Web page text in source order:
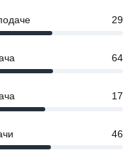
29
64
17
46